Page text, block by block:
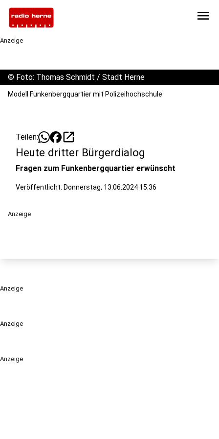
menu
Anzeige
Anzeige
Anzeige
© Foto: Thomas Schmidt / Stadt Herne
Modell Funkenbergquartier mit Polizeihochschule
Teilen: open_in_new
Heute dritter Bürgerdialog
Fragen zum Funkenbergquartier erwünscht
Veröffentlicht: Donnerstag, 13.06.2024 15:36
Anzeige
Anzeige